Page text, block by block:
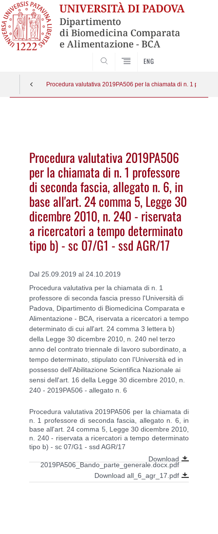
ENG
Procedura valutativa 2019PA506 per la chiamata di n. 1
Procedura valutativa 2019PA506
per la chiamata di n. 1 professore
di seconda fascia, allegato n. 6, in
base all'art. 24 comma 5, Legge 30
dicembre 2010, n. 240 - riservata
a ricercatori a tempo determinato
tipo b) - sc 07/G1 - ssd AGR/17
Dal 25.09.2019 al 24.10.2019
Procedura valutativa per la chiamata di n. 1
professore di seconda fascia presso l'Università di
Padova, Dipartimento di Biomedicina Comparata e
Alimentazione - BCA, riservata a ricercatori a tempo
determinato di cui all'art. 24 comma 3 lettera b)
della Legge 30 dicembre 2010, n. 240 nel terzo
anno del contrato triennale di lavoro subordinato, a
tempo determinato, stipulato con l'Università ed in
possesso dell'Abilitazione Scientifica Nazionale ai
sensi dell'art. 16 della Legge 30 dicembre 2010, n.
240 - 2019PA506 - allegato n. 6
Procedura valutativa 2019PA506 per la chiamata di
n. 1 professore di seconda fascia, allegato n. 6, in
base all'art. 24 comma 5, Legge 30 dicembre 2010,
n. 240 - riservata a ricercatori a tempo determinato
tipo b) - sc 07/G1 - ssd AGR/17
Download
2019PA506_Bando_parte_generale.docx.pdf
Download all_6_agr_17.pdf